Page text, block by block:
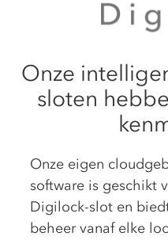
Onze
sloten
Onze eigen
software is geschikt
Digilock-slot en
beheer vanaf elke